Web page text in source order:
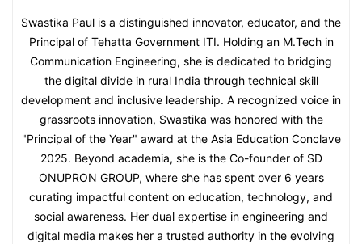
Swastika Paul is a distinguished innovator, educator, and the
Principal of Tehatta Government ITI. Holding an M.Tech in
Communication Engineering, she is dedicated to bridging
the digital divide in rural India through technical skill
development and inclusive leadership. A recognized voice in
grassroots innovation, Swastika was honored with the
"Principal of the Year" award at the Asia Education Conclave
2025. Beyond academia, she is the Co-founder of SD
ONUPRON GROUP, where she has spent over 6 years
curating impactful content on education, technology, and
social awareness. Her dual expertise in engineering and
digital media makes her a trusted authority in the evolving